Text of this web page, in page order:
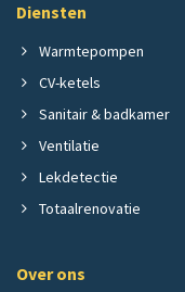
Diensten
Warmtepompen
CV-ketels
Sanitair & badkamer
Ventilatie
Lekdetectie
Totaalrenovatie
Over ons